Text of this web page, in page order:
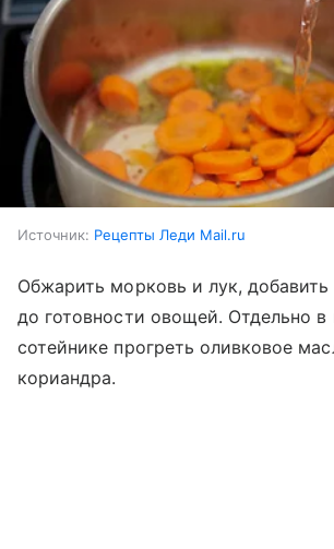
Источник: Рецепты Леди Mail.ru
Обжарить морковь и лук,
до готовности овощей. Отдельно в
сотейнике прогреть оливковое
кориандра.